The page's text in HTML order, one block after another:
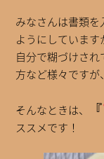
みなさんは書類
ようにしています
自分で糊づけさ
方など様々ですが
そんなときは、 『
ススメです！